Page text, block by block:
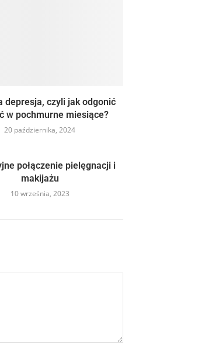
depresja, czyli jak odgonić
w pochmurne miesiące?
20 października, 2024
połączenie pielęgnacji i
makijażu
10 września, 2023